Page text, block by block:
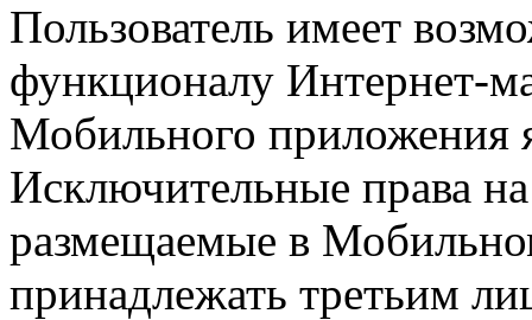
Пользователь имеет
функционалу Интернет-
Мобильного приложения
Исключительные права
размещаемые в
принадлежать третьим